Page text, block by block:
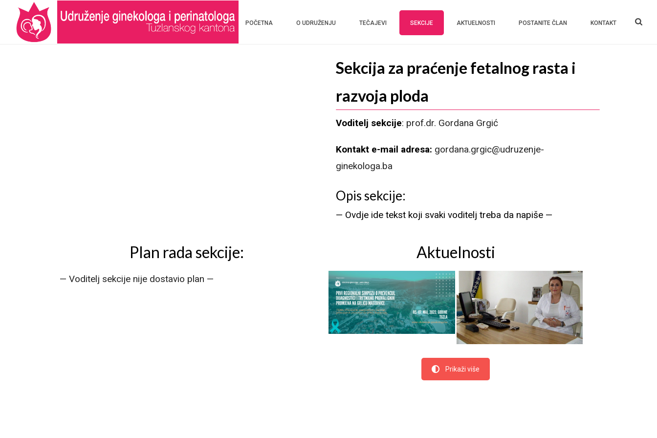
POČETNA O UDRUŽENJU TEČAJEVI SEKCIJE AKTUELNOSTI POSTANITE ČLAN KONTAKT
Sekcija za praćenje fetalnog rasta i
razvoja ploda
Voditelj sekcije: prof.dr. Gordana Grgić
Kontakt e-mail adresa: gordana.grgic@udruzenje-
ginekologa.ba
Opis sekcije:
— Ovdje ide tekst koji svaki voditelj treba da napiše —
Plan rada sekcije:
— Voditelj sekcije nije dostavio plan —
Aktuelnosti
Najava Prvog
regionalnog simpozija
o prevenciji,
dijagnostici i tretmanu
premalignih promjena
na grliću materice
Prof. dr. Dženita Ljuca:
˝Apelujemo na žensku
populaciju da brinu o
svom zdravlju, posjete
ginekologa i urade Pap
test.˝
Prikaži više